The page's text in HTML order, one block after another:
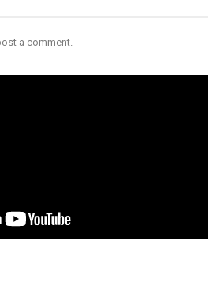
a comment.